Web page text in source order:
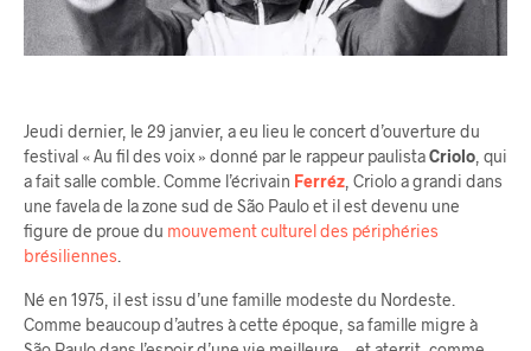
Jeudi dernier, le 29 janvier, a eu lieu le concert d’ouverture du
festival « Au fil des voix » donné par le rappeur paulistaCriolo , qui
a fait salle comble. Comme l’écrivain Ferréz , Criolo a grandi dans
une favela de la zone sud de São Paulo et il est devenu une
figure de proue du mouvement culturel des périphéries
brésiliennes
Né en 1975, il est issu d’une famille modeste du Nordeste.
Comme beaucoup d’autres à cette époque, sa famille migre à